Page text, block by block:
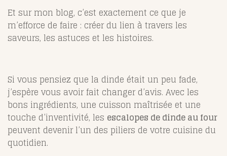
Et sur mon blog, c’est exactement ce que je
m’efforce de faire : créer du lien à travers les
saveurs, les astuces et les histoires.
Si vous pensiez que la dinde était un peu fade,
j’espère vous avoir fait changer d’avis. Avec les
bons ingrédients, une cuisson maîtrisée et une
touche d’inventivité, les escalopes de dinde au four
peuvent devenir l’un des piliers de votre cuisine du
quotidien.